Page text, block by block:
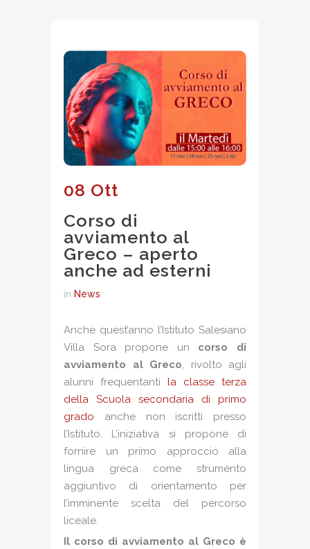
08 Ott
Corso di
avviamento al
Greco – aperto
anche ad esterni
in News
Anche quest’anno l’Istituto Salesiano
Villa Sora propone un corso di
avviamento al Greco, rivolto agli
alunni frequentanti la classe terza
della Scuola secondaria di primo
grado anche non iscritti presso
l’Istituto. L’iniziativa si propone di
fornire un primo approccio alla
lingua greca come strumento
aggiuntivo di orientamento per
l’imminente scelta del percorso
liceale.
Il corso di avviamento al Greco è